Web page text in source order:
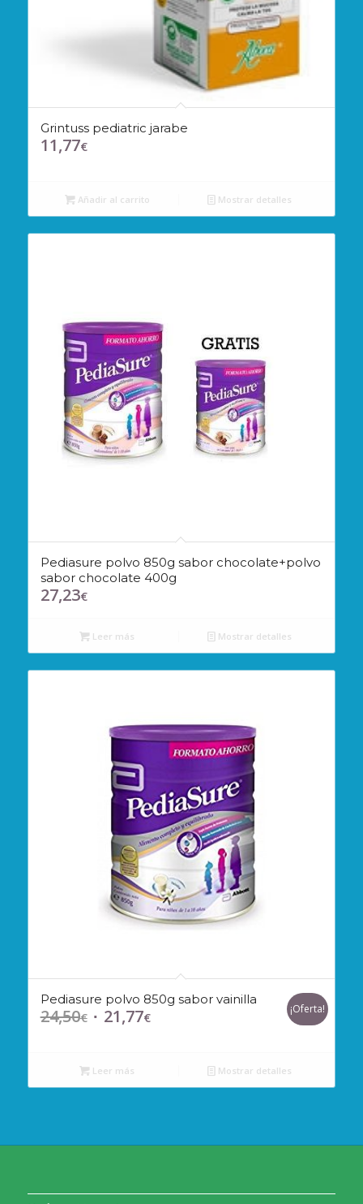
Grintuss pediatric jarabe
11,77€
Añadir al carrito Mostrar detalles
Pediasure polvo 850g sabor chocolate+polvo
sabor chocolate 400g
27,23€
Leer más Mostrar detalles
Pediasure polvo 850g sabor vainilla
24,50€ El
era:
21,77€El
¡Oferta!
Leer más Mostrar detalles